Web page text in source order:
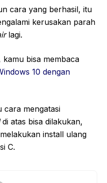
cara yang berhasil, itu
kerusakan parah
lagi.
bisa membaca
10 dengan
cara mengatasi
di atas bisa dilakukan,
install ulang
C.